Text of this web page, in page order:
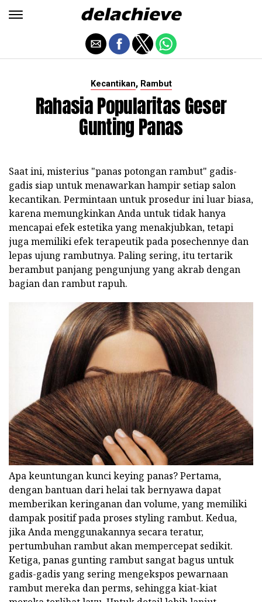
Kecantikan, Rambut
Rahasia Popularitas Geser
Gunting Panas
Saat ini, misterius "panas potongan rambut" gadis-
gadis siap untuk menawarkan hampir setiap salon
kecantikan. Permintaan untuk prosedur ini luar biasa,
karena memungkinkan Anda untuk tidak hanya
mencapai efek estetika yang menakjubkan, tetapi
juga memiliki efek terapeutik pada posechennye dan
lepas ujung rambutnya. Paling sering, itu tertarik
berambut panjang pengunjung yang akrab dengan
bagian dan rambut rapuh.
Apa keuntungan kunci keying panas? Pertama,
dengan bantuan dari helai tak bernyawa dapat
memberikan keringanan dan volume, yang memiliki
dampak positif pada proses styling rambut. Kedua,
jika Anda menggunakannya secara teratur,
pertumbuhan rambut akan mempercepat sedikit.
Ketiga, panas gunting rambut sangat bagus untuk
gadis-gadis yang sering mengekspos pewarnaan
rambut mereka dan perms, sehingga kiat-kiat